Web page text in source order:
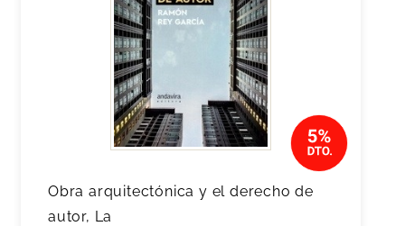
Obra arquitectónica y el derecho de
autor, La